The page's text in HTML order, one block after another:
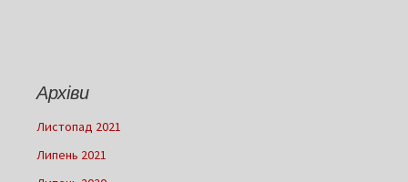
Архіви
Листопад 2021
Липень 2021